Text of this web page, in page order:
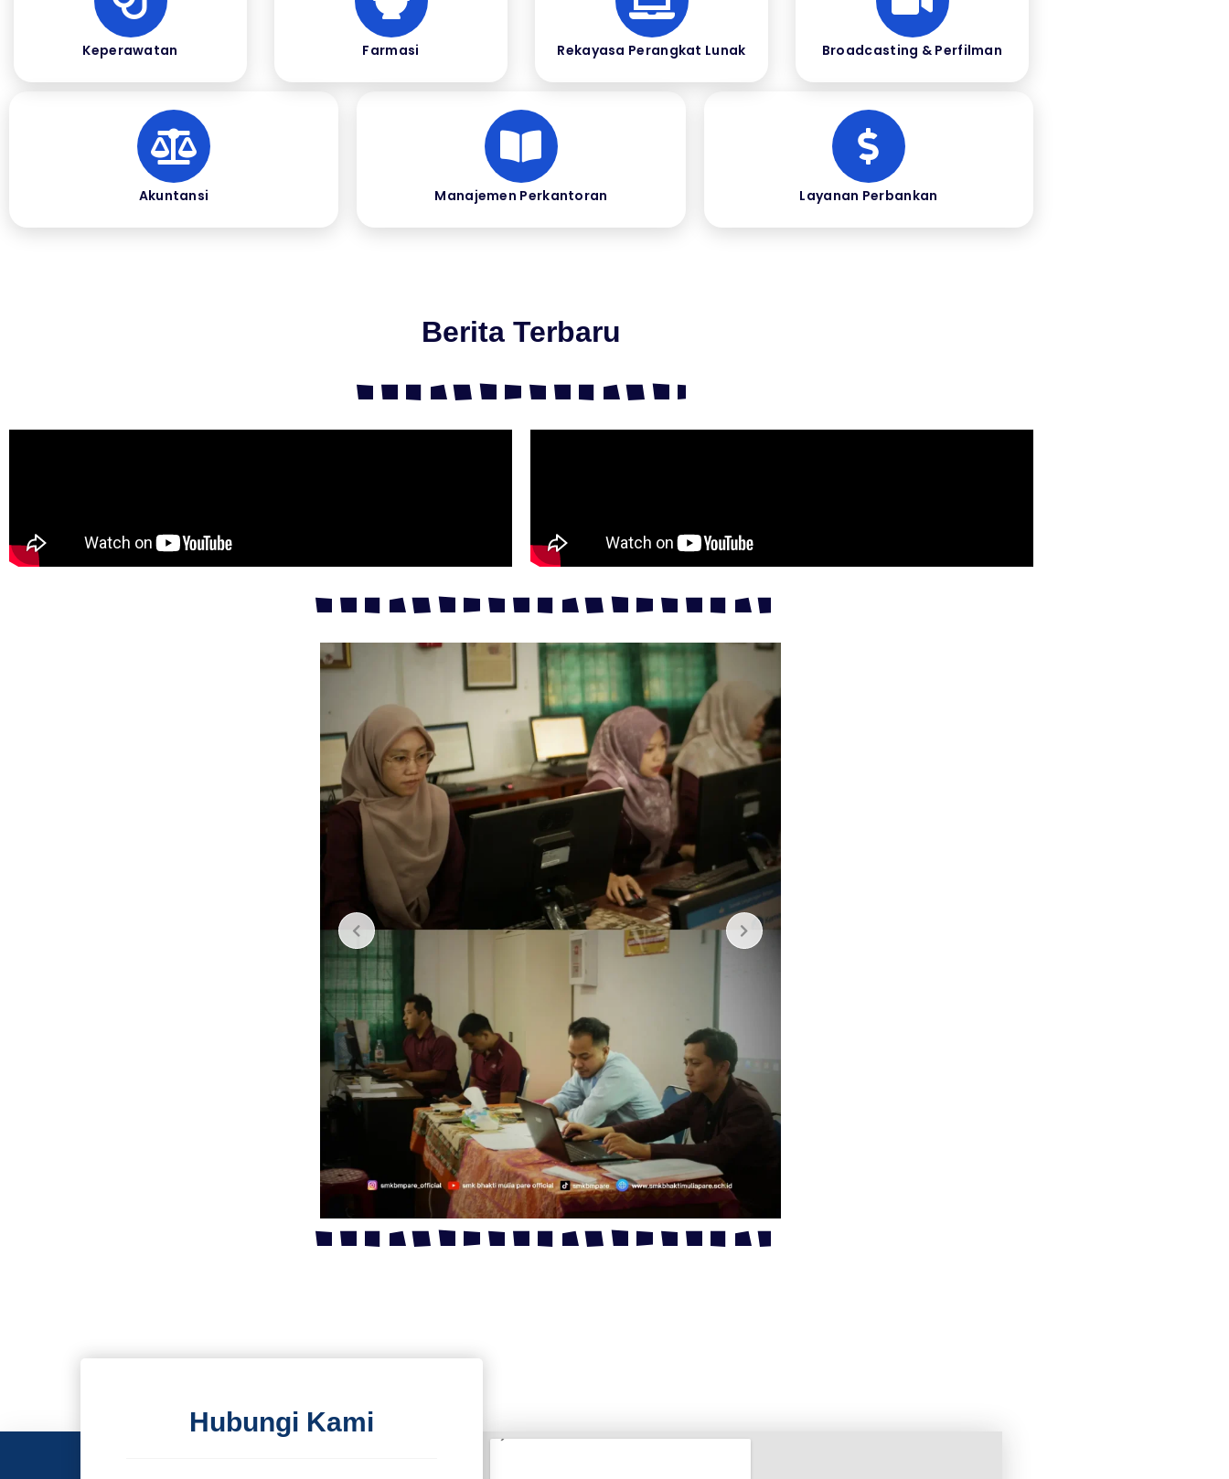
Keperawatan Farmasi Rekayasa Perangkat Lunak Broadcasting & Perfilman
Akuntansi Manajemen Perkantoran Layanan Perbankan
Berita Terbaru
Hubungi Kami